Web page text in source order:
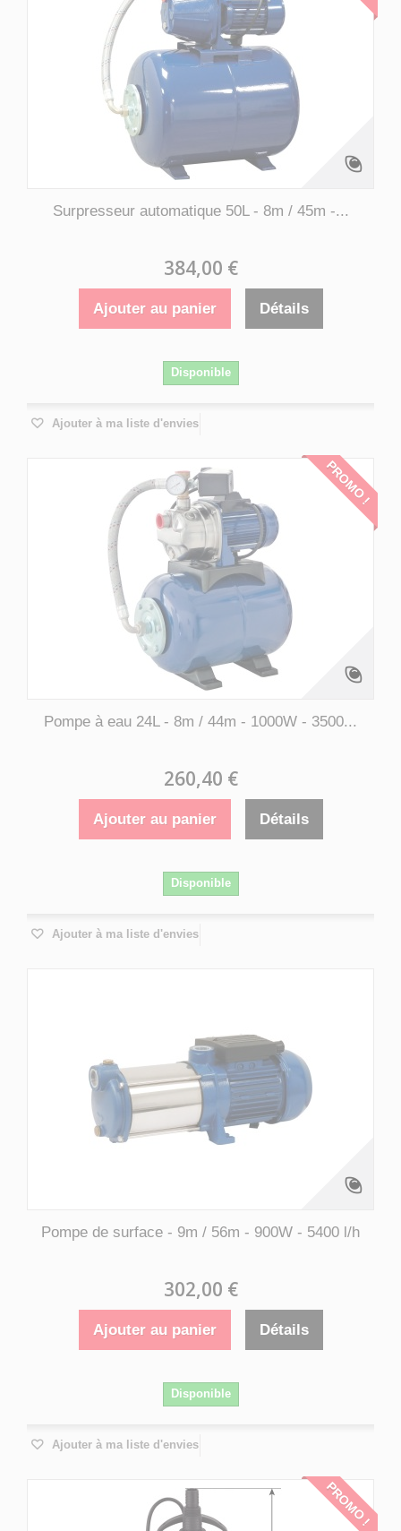
Surpresseur automatique 50L - 8m / 45m -...
384,00 €
Ajouter au panier Détails
Disponible
Ajouter à ma liste d'envies
PROMO !
Pompe à eau 24L - 8m / 44m - 1000W - 3500...
260,40 €
Ajouter au panier Détails
Disponible
Ajouter à ma liste d'envies
Pompe de surface - 9m / 56m - 900W - 5400 l/h
302,00 €
Ajouter au panier Détails
Disponible
Ajouter à ma liste d'envies
PROMO !